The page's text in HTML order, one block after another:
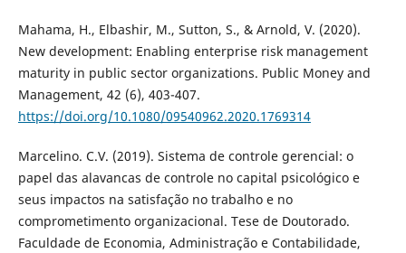
Mahama, H., Elbashir, M., Sutton, S., & Arnold, V. (2020).
New development: Enabling enterprise risk management
maturity in public sector organizations. Public Money and
Management, 42 (6), 403-407.
https://doi.org/10.1080/09540962.2020.1769314
Marcelino. C.V. (2019). Sistema de controle gerencial: o
papel das alavancas de controle no capital psicológico e
seus impactos na satisfação no trabalho e no
comprometimento organizacional. Tese de Doutorado.
Faculdade de Economia, Administração e Contabilidade,